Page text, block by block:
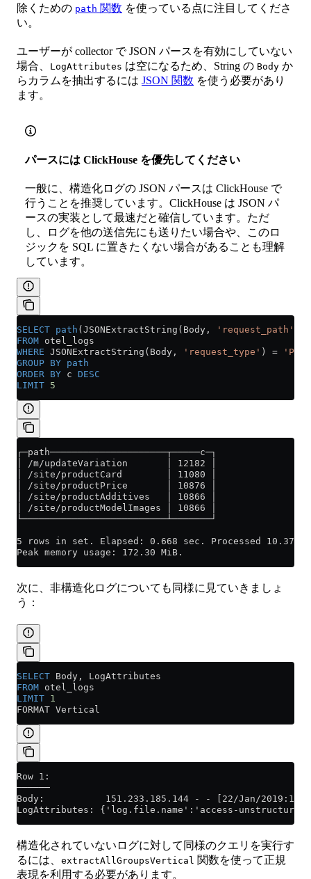
除くための path 関数 を使っている点に注目してくださ
い。
ユーザーが collector で JSON パースを有効にしていない
場合、
LogAttributes は空になるため、String の Body か
らカラムを抽出するには JSON 関数 を使う必要があり
ます。
パースには ClickHouse を優先してください
一般に、構造化ログの JSON パースは ClickHouse で
行うことを推奨しています。ClickHouse は JSON パ
ースの実装として最速だと確信しています。ただ
し、ログを他の送信先にも送りたい場合や、このロ
ジックを SQL に置きたくない場合があることも理解
しています。
SELECT path (JSONExtractString(Body, 'request_path'
FROM otel_logs
WHERE JSONExtractString(Body, 'request_type' ) =
GROUP BY path
ORDER BY c DESC
LIMIT 5
┌─path─────────────────────┬─────c─┐
│ /m/updateVariation       │ 12182 │
│ /site/productCard        │ 11080 │
│ /site/productPrice       │ 10876 │
│ /site/productAdditives   │ 10866 │
│ /site/productModelImages │ 10866 │
└──────────────────────────┴───────┘
5 rows in set. Elapsed: 0.668 sec. Processed
Peak memory usage: 172.30 MiB.
次に、非構造化ログについても同様に見ていきましょ
う：
SELECT Body, LogAttributes
FROM otel_logs
LIMIT 1
FORMAT Vertical
Row 1:
──────
Body:           151.233.185.144 - - [22/Jan/
LogAttributes: {'log.file.name':'access-
構造化されていないログに対して同様のクエリを実行す
るには、 extractAllGroupsVertical 関数を使って正規
表現を利用する必要があります。